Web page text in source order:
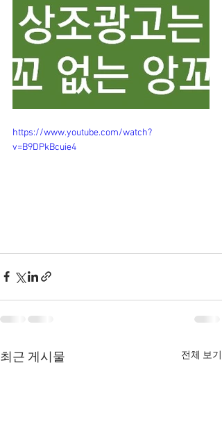
https://www.youtube.com/watch?
v=B9DPkBcuie4
최근 게시물 전체 보기